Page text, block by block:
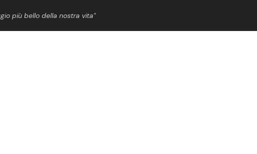
più bello della nostra vita”